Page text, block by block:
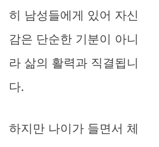
히 남성들에게 있어 자신
감은 단순한 기분이 아니
라 삶의 활력과 직결됩니
다.
하지만 나이가 들면서 체